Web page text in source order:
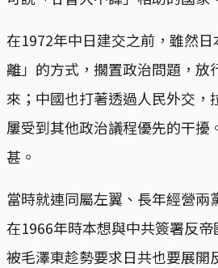
在1972年中日建交之前，雖然
離」的方式，擱置政治問題，放
來；中國也打著透過人民外交，
屢受到其他政治議程優先的干擾
甚。
當時就連同屬左翼、長年經營兩
在1966年時本想與中共簽署反
被毛澤東趁勢要求日共也要展開